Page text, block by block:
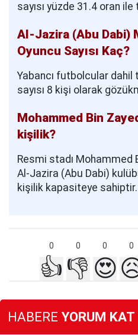
sayısı yüzde 31.4 oran
Al-Jazira (Abu Dabi)
Oyuncu Sayısı Kaç?
Yabancı futbolcular
sayısı 8 kişi olarak
Mohammed Bin
kişilik?
Resmi stadı Mohammed
Al-Jazira (Abu Dabi)
kişilik kapasiteye sahiptir.
0 0 0 0
👍 👎 😍
HABERE YORUM KAT